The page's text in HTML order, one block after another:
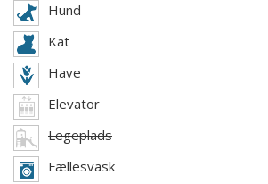
Hund
Kat
Have
Elevator
Legeplads
Fællesvask